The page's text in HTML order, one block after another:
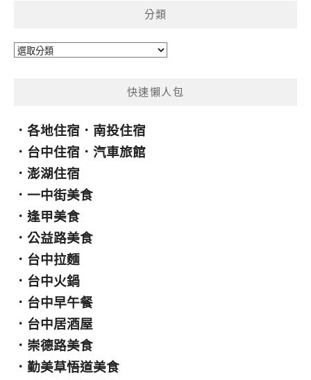
分類
分
快速懶人包
． 各地住宿 ． 南投住宿
． 台中住宿 ． 汽車旅館
． 澎湖住宿
． 一中街美食
． 逢甲美食
． 公益路美食
． 台中拉麵
． 台中火鍋
． 台中早午餐
． 台中居酒屋
． 崇德路美食
． 勤美草悟道美食